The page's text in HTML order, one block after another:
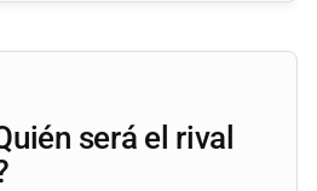
será el rival